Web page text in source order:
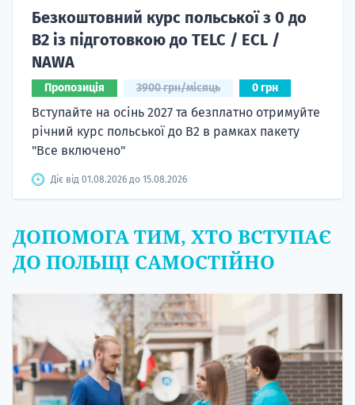
Безкоштовний курс польської з 0 до
B2 із підготовкою до TELC / ECL /
NAWA
Пропозиція 3900 грн/місяць 0 грн
Вступайте на осінь 2027 та безплатно отримуйте
річний курс польської до B2 в рамках пакету
"Все включено"
Діє від 01.08.2026 до 15.08.2026
ДОПОМОГА ТИМ, ХТО ВСТУПАЄ
ДО ПОЛЬЩІ САМОСТІЙНО